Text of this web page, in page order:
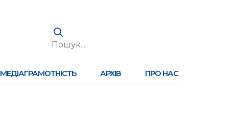
МЕДІАГРАМОТНІСТЬ АРХІВ ПРО НАС